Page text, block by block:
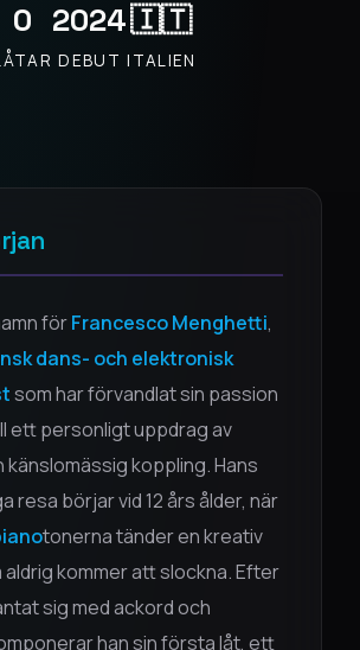
0 2024
DEBUT
🇮🇹
ITALIEN
förFrancesco Menghetti,
dans- och elektronisk
som har förvandlat sin passion
ett personligt uppdrag av
koppling. Hans
resa börjar vid 12 års ålder, när
tonerna tänder en kreativ
kommer att slockna. Efter
sig med ackord och
han sin första låt, ett